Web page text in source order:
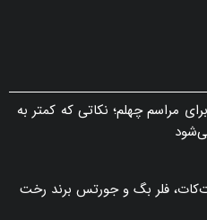
مراسم چهلم؛ نکاتی که کمتر به
فلر بگ و جورتس برند رخت